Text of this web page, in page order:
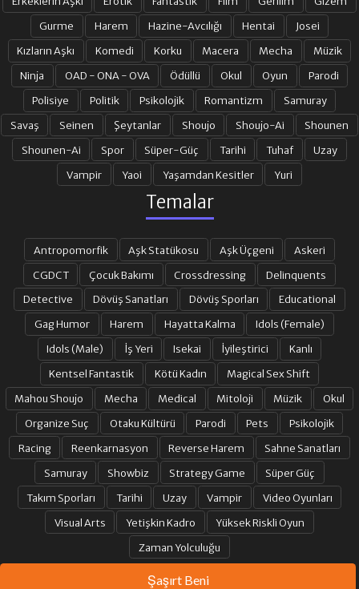
Gurme
Harem Hazine-Avcılığı Hentai
Josei
Kızların Aşkı
Komedi Korku Macera Mecha
Müzik
Ninja
OAD - ONA - OVA Ödüllü Okul Oyun
Parodi
Polisiye
Politik Psikolojik Romantizm
Samuray
Savaş
Seinen Şeytanlar Shoujo Shoujo-Ai
Shounen
Shounen-Ai
Spor Süper-Güç Tarihi Tuhaf
Uzay
Vampir
Yaoi Yaşamdan Kesitler Yuri
Temalar
Antropomorfik Aşk Statükosu Aşk Üçgeni
Askeri
CGDCT
Çocuk Bakımı Crossdressing
Delinquents
Detective
Dövüş Sanatları Dövüş Sporları
Educational
Gag Humor
Harem Hayatta Kalma
Idols (Female)
Idols (Male)
İş Yeri Isekai İyileştirici
Kanlı
Kentsel Fantastik
Kötü Kadın
Magical Sex Shift
Mahou Shoujo
Mecha Medical Mitoloji Müzik
Okul
Organize Suç
Otaku Kültürü Parodi Pets
Psikolojik
Racing
Reenkarnasyon Reverse Harem
Sahne Sanatları
Samuray
Showbiz Strategy Game
Süper Güç
Takım Sporları
Tarihi Uzay Vampir
Video Oyunları
Visual Arts
Yetişkin Kadro
Yüksek Riskli Oyun
Zaman Yolculuğu
Şaşırt Beni